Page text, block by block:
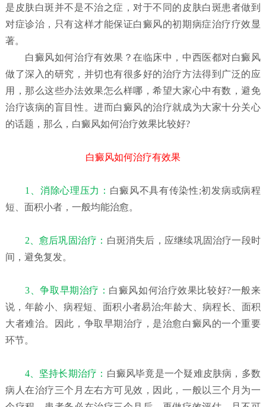
是皮肤白斑并不是不治之症，对于不同的皮肤白斑患者做到
对症诊治，只有这样才能保证白癜风的初期病症治疗疗效显
著。
白癜风如何治疗有效果？在临床中，中西医都对白癜风
做了深入的研究，并切也有很多好的治疗方法得到广泛的应
用，那么这些办法效果怎么样哪，希望大家心中有数，避免
治疗该病的盲目性。进而白癜风的治疗就成为大家十分关心
的话题，那么，白癜风如何治疗效果比较好?
白癜风如何治疗有效果
1、消除心理压力： 白癜风不具有传染性;初发病或病程
短、面积小者，一般均能治愈。
2、愈后巩固治疗： 白斑消失后，应继续巩固治疗一段时
间，避免复发。
3、争取早期治疗： 白癜风如何治疗效果比较好?一般来
说，年龄小、病程短、面积小者易治;年龄大、病程长、面积
大者难治。因此，争取早期治疗，是治愈白癜风的一个重要
环节。
4、坚持长期治疗： 白癜风毕竟是一个疑难皮肤病，多数
病人在治疗三个月左右方可见效，因此，一般以三个月为一